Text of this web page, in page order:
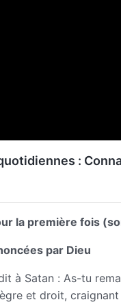
:
la première fois
par Dieu
à Satan : As-tu
et droit,